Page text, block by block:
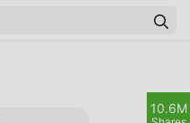
10.6M